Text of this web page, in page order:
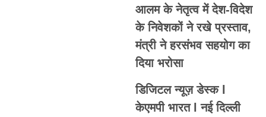
आलम के नेतृत्व में देश-विदेश
के निवेशकों ने रखे प्रस्ताव,
मंत्री ने हरसंभव सहयोग का
दिया भरोसा
डिजिटल न्यूज़ डेस्क l
केएमपी भारत l नई दिल्ली